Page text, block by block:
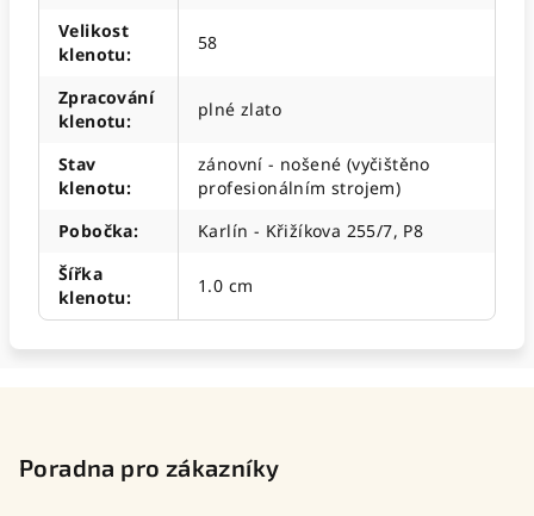
Velikost
klenotu:
58
Zpracování
klenotu:
plné zlato
Stav
klenotu:
zánovní - nošené (vyčištěno
profesionálním strojem)
Pobočka:
Karlín - Křižíkova 255/7, P8
Šířka
klenotu:
1.0 cm
Poradna pro zákazníky